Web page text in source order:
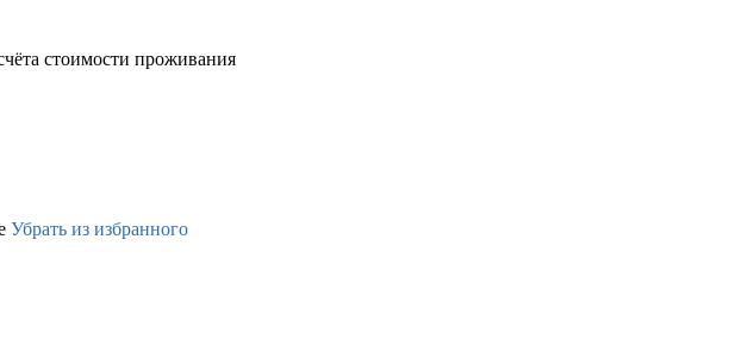
стоимости проживания
Убрать из избранного